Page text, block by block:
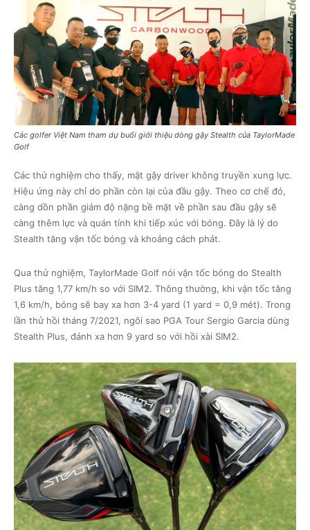
Các golfer Việt Nam tham dự buổi giới thiệu dòng gậy Stealth của TaylorMade
Golf
Các thử nghiệm cho thấy, mặt gậy driver không truyền xung lực.
Hiệu ứng này chỉ do phần còn lại của đầu gậy. Theo cơ chế đó,
càng dồn phần giảm độ nặng bề mặt về phần sau đầu gậy sẽ
càng thêm lực và quán tính khi tiếp xúc với bóng. Đây là lý do
Stealth tăng vận tốc bóng và khoảng cách phát.
Qua thử nghiệm, TaylorMade Golf nói vận tốc bóng do Stealth
Plus tăng 1,77 km/h so với SIM2. Thông thường, khi vận tốc tăng
1,6 km/h, bóng sẽ bay xa hơn 3-4 yard (1 yard = 0,9 mét). Trong
lần thử hồi tháng 7/2021, ngôi sao PGA Tour Sergio Garcia dùng
Stealth Plus, đánh xa hơn 9 yard so với hồi xài SIM2.